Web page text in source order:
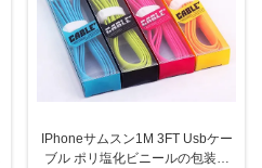
IPhoneサムスン1M 3FT Usbケー
ブル ポリ塩化ビニールの包装箱